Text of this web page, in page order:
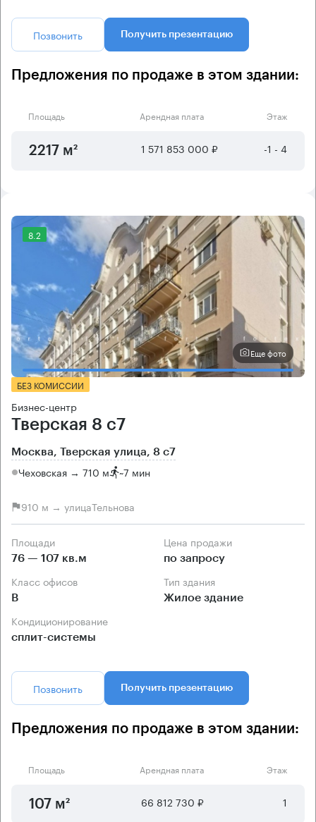
Позвонить Получить презентацию
Предложения по продаже в этом здании:
Площадь Арендная плата Этаж
2217 м² 1 571 853 000 ₽ -1 - 4
8.2
Еще фото
БЕЗ КОМИССИИ
Бизнес-центр
Тверская 8 с7
Москва, Тверская улица, 8 с7
Чеховская → 710 м ~7 мин
910 м → улицаТельнова
Площади
76 — 107 кв.м
Цена продажи
по запросу
Класс офисов
B
Тип здания
Жилое здание
Кондиционирование
сплит-системы
Позвонить Получить презентацию
Предложения по продаже в этом здании:
Площадь Арендная плата Этаж
107 м² 66 812 730 ₽ 1